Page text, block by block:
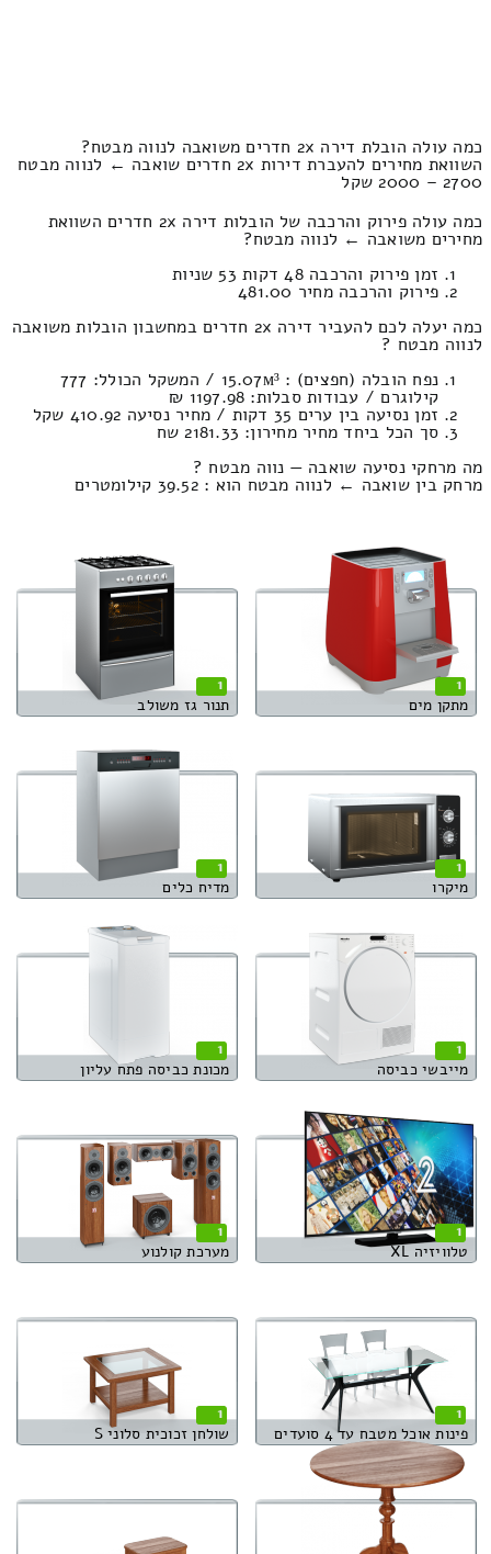
כמה עולה הובלת דירה 2x חדרים משואבה לנווה מבטח?
השוואת מחירים להעברת דירות 2x חדרים שואבה ← לנווה מבטח
2700 – 2000 שקל
כמה עולה פירוק והרכבה של הובלות דירה 2x חדרים השוואת
מחירים משואבה ← לנווה מבטח?
זמן פירוק והרכבה 48 דקות 53 שניות
פירוק והרכבה מחיר 481.00
כמה יעלה לכם להעביר דירה 2x חדרים במחשבון הובלות משואבה
לנווה מבטח ?
נפח הובלה (חפצים) : 15.07м³ / המשקל הכולל: 777
קילוגרם / עבודות סבלות: 1197.98 ₪
זמן נסיעה בין ערים 35 דקות / מחיר נסיעה 410.92 שקל
סך הכל ביחד מחיר מחירון: 2181.33 שח
מה מרחקי נסיעה שואבה — נווה מבטח ?
מרחק בין שואבה ← לנווה מבטח הוא : 39.52 קילומטרים
1
מתקן מים
1
תנור גז משולב
1
מיקרו
1
מדיח כלים
1
מייבשי כביסה
1
מכונת כביסה פתח עליון
1
טלוויזיה XL
1
מערכת קולנוע
1
פינות אוכל מטבח עד 4 סועדים
1
שולחן זכוכית סלוני S